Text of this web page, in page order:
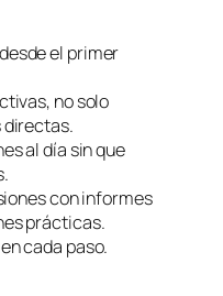
el primer
no solo
directas.
al día sin que
con informes
prácticas.
cada paso.